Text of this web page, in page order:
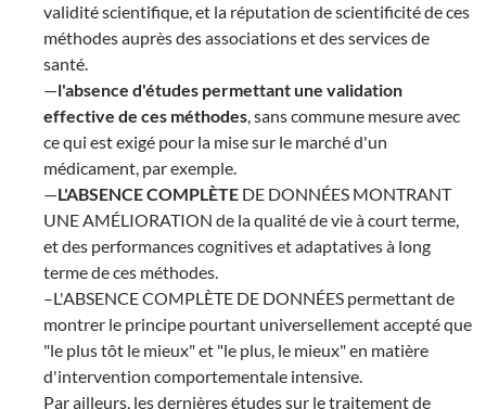
validité scientifique, et la réputation de scientificité de ces
méthodes auprès des associations et des services de
santé.
—l'absence d'études permettant une validation
effective de ces méthodes, sans commune mesure avec
ce qui est exigé pour la mise sur le marché d'un
médicament, par exemple.
—L'ABSENCE COMPLÈTE DE DONNÉES MONTRANT
UNE AMÉLIORATION de la qualité de vie à court terme,
et des performances cognitives et adaptatives à long
terme de ces méthodes.
–L'ABSENCE COMPLÈTE DE DONNÉES permettant de
montrer le principe pourtant universellement accepté que
"le plus tôt le mieux" et "le plus, le mieux" en matière
d'intervention comportementale intensive.
Par ailleurs, les dernières études sur le traitement de